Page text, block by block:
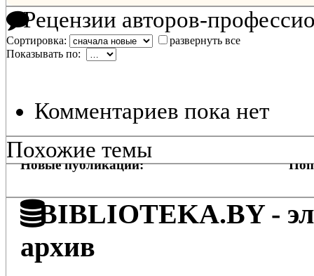
Рецензии авторов-
Сортировка:
развернуть все
Показывать по:
Комментариев пока нет
Похожие темы
Новые публикации:
BIBLIOTEKA.BY -
архив